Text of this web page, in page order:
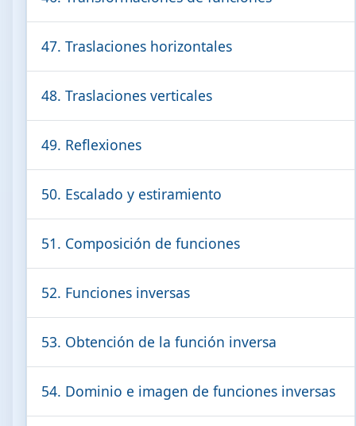
47. Traslaciones horizontales
48. Traslaciones verticales
49. Reflexiones
50. Escalado y estiramiento
51. Composición de funciones
52. Funciones inversas
53. Obtención de la función inversa
54. Dominio e imagen de funciones inversas